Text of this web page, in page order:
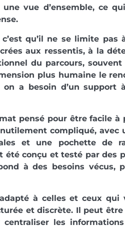
vue d’ensemble, ce
qu’il ne se limite
aux ressentis, à la
du parcours,
plus humaine le
a besoin d’un
pensé pour être facile à
compliqué, avec
et une pochette de
été conçu et testé par des
à des besoins vécus,
à celles et ceux qui
et discrète. Il peut
centraliser les